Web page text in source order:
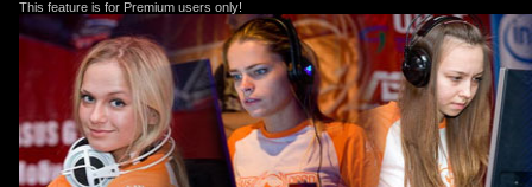
This feature is for Premium users only!